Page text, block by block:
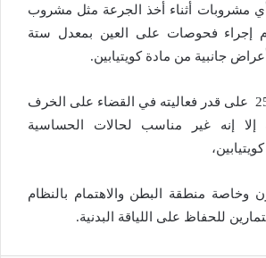
مشروبات أثناء أخذ الجرعة مثل مشروب
إجراء فحوصات على العين بمعدل ستة
جانبية من مادة كويتيابين.
إن دواء سيروكويل 25 على قدر فعاليته في القضاء على الخرف
إلا إنه غير مناسب لحالات الحساسية
وخاصة منطقة البطن والاهتمام بالنظام
للحفاظ على اللياقة البدنية.